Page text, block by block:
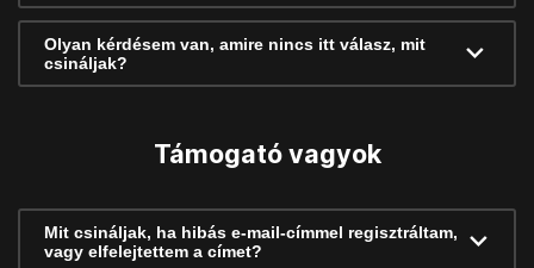
Olyan kérdésem van, amire nincs itt válasz, mit
csináljak?
Támogató vagyok
Mit csináljak, ha hibás e-mail-címmel regisztráltam,
vagy elfelejtettem a címet?